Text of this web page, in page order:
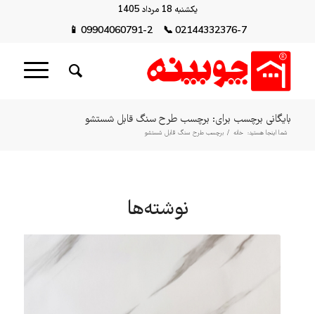
یکشنبه 18 مرداد 1405
02144332376-7
📞
09904060791-2
📱
بایگانی برچسب برای: برچسب طرح سنگ قابل شستشو
شما اینجا هستید: خانه / برچسب طرح سنگ قابل شستشو
نوشته‌ها